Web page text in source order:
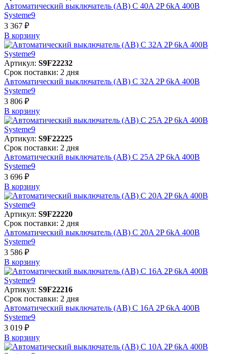
Автоматический выключатель (АВ) C 40A 2P 6kA 400В
Systeme9
3 367 ₽
В корзинy
Артикул: S9F22232
Срок поставки: 2 дня
Автоматический выключатель (АВ) C 32A 2P 6kA 400В
Systeme9
3 806 ₽
В корзинy
Артикул: S9F22225
Срок поставки: 2 дня
Автоматический выключатель (АВ) C 25A 2P 6kA 400В
Systeme9
3 696 ₽
В корзинy
Артикул: S9F22220
Срок поставки: 2 дня
Автоматический выключатель (АВ) C 20A 2P 6kA 400В
Systeme9
3 586 ₽
В корзинy
Артикул: S9F22216
Срок поставки: 2 дня
Автоматический выключатель (АВ) C 16A 2P 6kA 400В
Systeme9
3 019 ₽
В корзинy